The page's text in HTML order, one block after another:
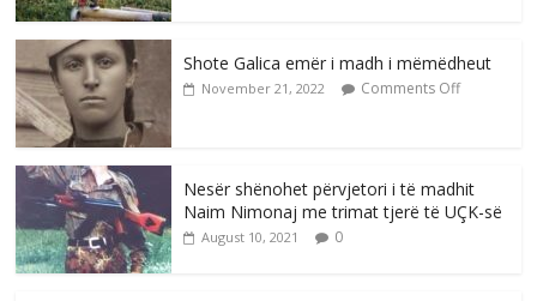
Shote Galica emër i madh i mëmëdheut
November 21, 2022 Comments Off
Nesër shënohet përvjetori i të madhit
Naim Nimonaj me trimat tjerë të UÇK-së
August 10, 2021 0